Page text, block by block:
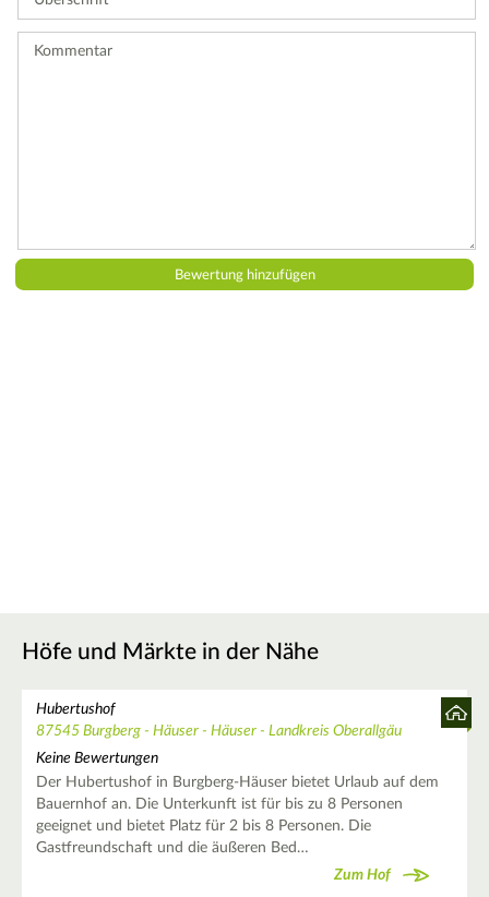
Höfe und Märkte in der Nähe
Hubertushof
87545 Burgberg - Häuser - Häuser - Landkreis Oberallgäu
Keine Bewertungen
Der Hubertushof in Burgberg-Häuser bietet Urlaub auf dem
Bauernhof an. Die Unterkunft ist für bis zu 8 Personen
geeignet und bietet Platz für 2 bis 8 Personen. Die
Gastfreundschaft und die äußeren Bed…
Zum Hof